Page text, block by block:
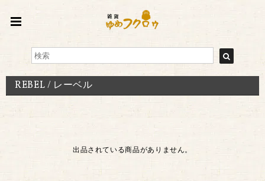
REBEL / レーベル
出品されている商品がありません。